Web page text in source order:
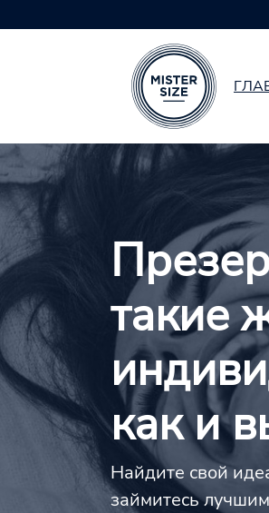
Skip to main content
такие
как и
Найдите свой
займитесь